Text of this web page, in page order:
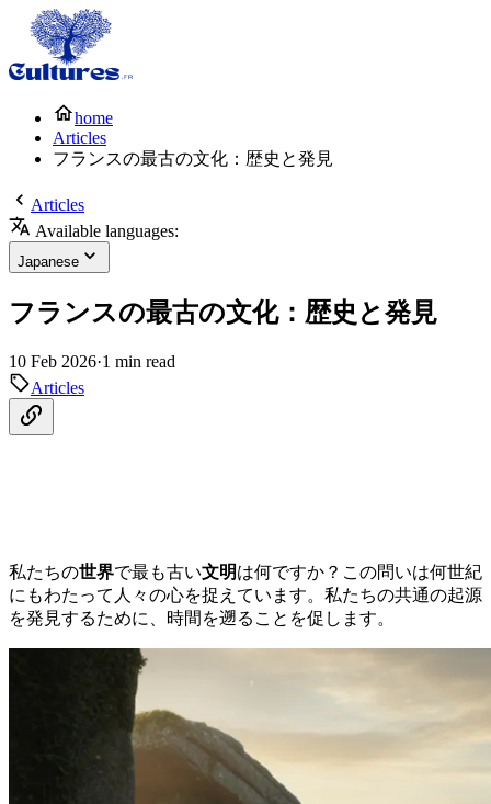
home
Articles
フランスの最古の文化：歴史と発見
Articles
Available languages:
Japanese
フランスの最古の文化：歴史と発見
10 Feb 2026·1 min read
Articles
私たちの世界で最も古い文明は何ですか？この問いは何世紀
にもわたって人々の心を捉えています。私たちの共通の起源
を発見するために、時間を遡ることを促します。